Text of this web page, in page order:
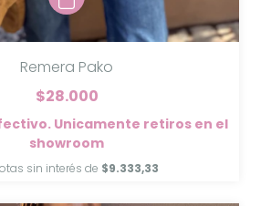
Remera Pako
$28.000
Unicamente retiros en el
showroom
sin interés de $9.333,33